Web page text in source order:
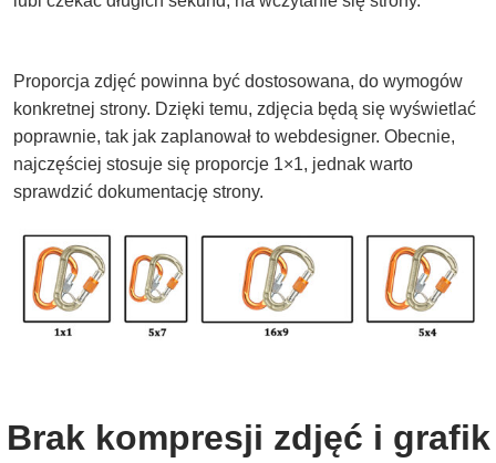
Proporcja zdjęć powinna być dostosowana, do wymogów
konkretnej strony. Dzięki temu, zdjęcia będą się wyświetlać
poprawnie, tak jak zaplanował to webdesigner. Obecnie,
najczęściej stosuje się proporcje 1×1, jednak warto
sprawdzić dokumentację strony.
Brak kompresji zdjęć i grafik